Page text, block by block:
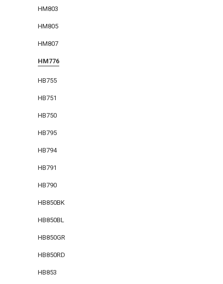
HM803
HM805
HM807
HM776
HB755
HB751
HB750
HB795
HB794
HB791
HB790
HB850BK
HB850BL
HB850GR
HB850RD
HB853